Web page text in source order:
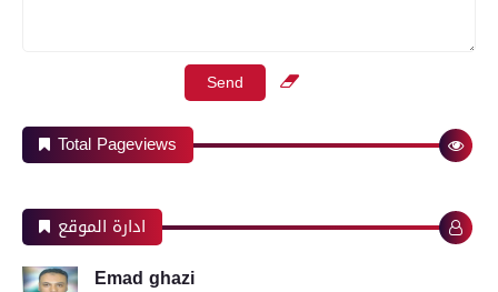
Total Pageviews
ادارة الموقع
Emad ghazi